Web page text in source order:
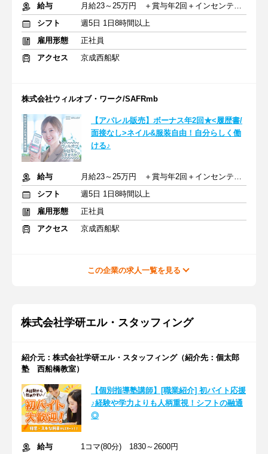
給与
月給23～25万円 ＋賞与年2回＋インセンティブ＋交通費
シフト
週5日 1日8時間以上
雇用形態
正社員
アクセス
京成西船駅
株式会社ウィルオブ・ワーク/SAFRmb
【アパレル販売】ボーナス年2回★<履歴書/
面接なし>ネイル&服装自由！自分らしく働
ける♪
給与
月給23～25万円 ＋賞与年2回＋インセンティブ＋交通費
シフト
週5日 1日8時間以上
雇用形態
正社員
アクセス
京成西船駅
この企業の求人一覧を見る
株式会社学研エル・スタッフィング
紹介元：株式会社学研エル・スタッフィング（紹介先：個太郎
塾 西船橋教室）
【個別指導塾講師】[職業紹介] 初バイト応援
♪経験や学力よりも人柄重視！シフトの融通
◎
給与
1コマ(80分) 1830～2600円